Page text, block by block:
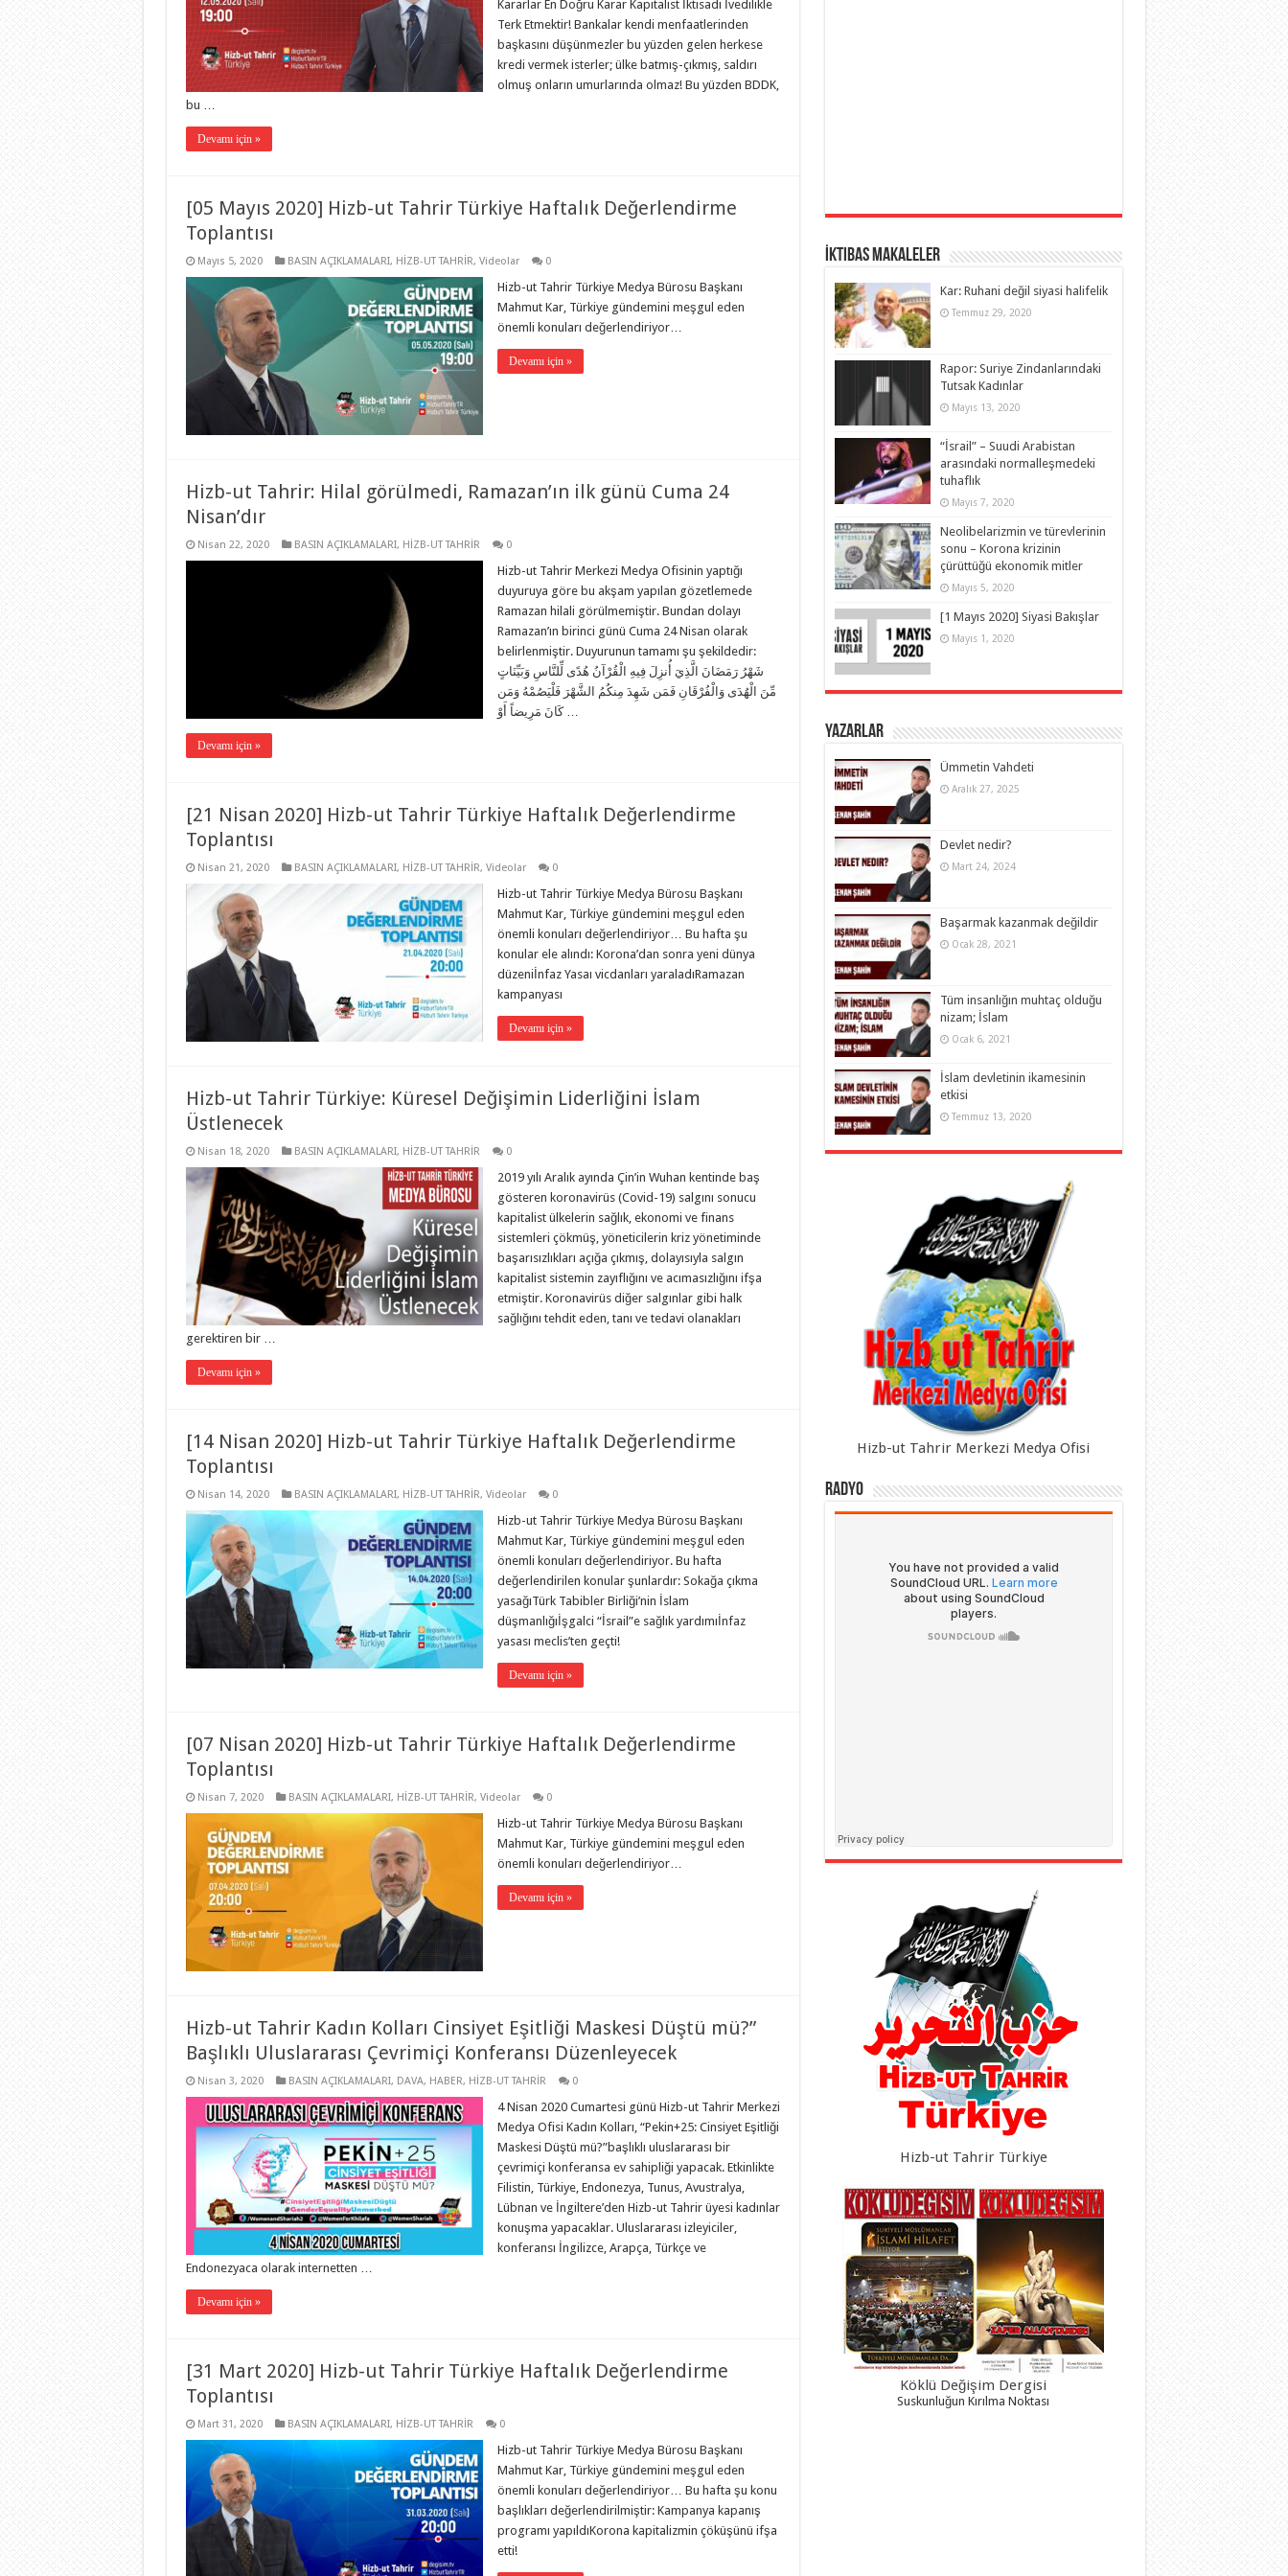
Kararlar En Doğru Karar Kapitalist İktisadı İvedilikle
Terk Etmektir! Bankalar kendi menfaatlerinden
başkasını düşünmezler bu yüzden gelen herkese
kredi vermek isterler; ülke batmış-çıkmış, saldırı
olmuş onların umurlarında olmaz! Bu yüzden BDDK,
bu …
Devamı için »
[05 Mayıs 2020] Hizb-ut Tahrir Türkiye Haftalık Değerlendirme
Toplantısı
Mayıs 5, 2020 BASIN AÇIKLAMALARI, HİZB-UT TAHRİR, Videolar 0
Hizb-ut Tahrir Türkiye Medya Bürosu Başkanı
Mahmut Kar, Türkiye gündemini meşgul eden
önemli konuları değerlendiriyor…
Devamı için »
Hizb-ut Tahrir: Hilal görülmedi, Ramazan’ın ilk günü Cuma 24
Nisan’dır
Nisan 22, 2020 BASIN AÇIKLAMALARI, HİZB-UT TAHRİR 0
Hizb-ut Tahrir Merkezi Medya Ofisinin yaptığı
duyuruya göre bu akşam yapılan gözetlemede
Ramazan hilali görülmemiştir. Bundan dolayı
Ramazan’ın birinci günü Cuma 24 Nisan olarak
belirlenmiştir. Duyurunun tamamı şu şekildedir:
شَهْرُ رَمَضَانَ الَّذِيَ أُنزِلَ فِيهِ الْقُرْآنُ هُدًى لِّلنَّاسِ وَبَيِّنَاتٍ
مِّنَ الْهُدَى وَالْفُرْقَانِ فَمَن شَهِدَ مِنكُمُ الشَّهْرَ فَلْيَصُمْهُ وَمَن
كَانَ مَرِيضاً أَوْ …
Devamı için »
[21 Nisan 2020] Hizb-ut Tahrir Türkiye Haftalık Değerlendirme
Toplantısı
Nisan 21, 2020 BASIN AÇIKLAMALARI, HİZB-UT TAHRİR, Videolar 0
Hizb-ut Tahrir Türkiye Medya Bürosu Başkanı
Mahmut Kar, Türkiye gündemini meşgul eden
önemli konuları değerlendiriyor… Bu hafta şu
konular ele alındı: Korona’dan sonra yeni dünya
düzeniİnfaz Yasaı vicdanları yaraladıRamazan
kampanyası
Devamı için »
Hizb-ut Tahrir Türkiye: Küresel Değişimin Liderliğini İslam
Üstlenecek
Nisan 18, 2020 BASIN AÇIKLAMALARI, HİZB-UT TAHRİR 0
2019 yılı Aralık ayında Çin’in Wuhan kentinde baş
gösteren koronavirüs (Covid-19) salgını sonucu
kapitalist ülkelerin sağlık, ekonomi ve finans
sistemleri çökmüş, yöneticilerin kriz yönetiminde
başarısızlıkları açığa çıkmış, dolayısıyla salgın
kapitalist sistemin zayıflığını ve acımasızlığını ifşa
etmiştir. Koronavirüs diğer salgınlar gibi halk
sağlığını tehdit eden, tanı ve tedavi olanakları
gerektiren bir …
Devamı için »
[14 Nisan 2020] Hizb-ut Tahrir Türkiye Haftalık Değerlendirme
Toplantısı
Nisan 14, 2020 BASIN AÇIKLAMALARI, HİZB-UT TAHRİR, Videolar 0
Hizb-ut Tahrir Türkiye Medya Bürosu Başkanı
Mahmut Kar, Türkiye gündemini meşgul eden
önemli konuları değerlendiriyor. Bu hafta
değerlendirilen konular şunlardır: Sokağa çıkma
yasağıTürk Tabibler Birliği’nin İslam
düşmanlığıİşgalci “İsrail”e sağlık yardımıİnfaz
yasası meclis’ten geçti!
Devamı için »
[07 Nisan 2020] Hizb-ut Tahrir Türkiye Haftalık Değerlendirme
Toplantısı
Nisan 7, 2020 BASIN AÇIKLAMALARI, HİZB-UT TAHRİR, Videolar 0
Hizb-ut Tahrir Türkiye Medya Bürosu Başkanı
Mahmut Kar, Türkiye gündemini meşgul eden
önemli konuları değerlendiriyor…
Devamı için »
Hizb-ut Tahrir Kadın Kolları Cinsiyet Eşitliği Maskesi Düştü mü?”
Başlıklı Uluslararası Çevrimiçi Konferansı Düzenleyecek
Nisan 3, 2020 BASIN AÇIKLAMALARI, DAVA, HABER, HİZB-UT TAHRİR 0
4 Nisan 2020 Cumartesi günü Hizb-ut Tahrir Merkezi
Medya Ofisi Kadın Kolları, “Pekin+25: Cinsiyet Eşitliği
Maskesi Düştü mü?”başlıklı uluslararası bir
çevrimiçi konferansa ev sahipliği yapacak. Etkinlikte
Filistin, Türkiye, Endonezya, Tunus, Avustralya,
Lübnan ve İngiltere’den Hizb-ut Tahrir üyesi kadınlar
konuşma yapacaklar. Uluslararası izleyiciler,
konferansı İngilizce, Arapça, Türkçe ve
Endonezyaca olarak internetten …
Devamı için »
[31 Mart 2020] Hizb-ut Tahrir Türkiye Haftalık Değerlendirme
Toplantısı
Mart 31, 2020 BASIN AÇIKLAMALARI, HİZB-UT TAHRİR 0
Hizb-ut Tahrir Türkiye Medya Bürosu Başkanı
Mahmut Kar, Türkiye gündemini meşgul eden
önemli konuları değerlendiriyor… Bu hafta şu konu
başlıkları değerlendirilmiştir: Kampanya kapanış
programı yapıldıKorona kapitalizmin çöküşünü ifşa
etti!
İktibas Makaleler
Kar: Ruhani değil siyasi halifelik
Temmuz 29, 2020
Rapor: Suriye Zindanlarındaki
Tutsak Kadınlar
Mayıs 13, 2020
“İsrail” – Suudi Arabistan
arasındaki normalleşmedeki
tuhaflık
Mayıs 7, 2020
Neolibelarizmin ve türevlerinin
sonu – Korona krizinin
çürüttüğü ekonomik mitler
Mayıs 5, 2020
[1 Mayıs 2020] Siyasi Bakışlar
Mayıs 1, 2020
Yazarlar
Ümmetin Vahdeti
Aralık 27, 2025
Devlet nedir?
Mart 24, 2024
Başarmak kazanmak değildir
Ocak 28, 2021
Tüm insanlığın muhtaç olduğu
nizam; İslam
Ocak 6, 2021
İslam devletinin ikamesinin
etkisi
Temmuz 13, 2020
Hizb-ut Tahrir Merkezi Medya Ofisi
Radyo
Hizb-ut Tahrir Türkiye
Köklü Değişim Dergisi
Suskunluğun Kırılma Noktası